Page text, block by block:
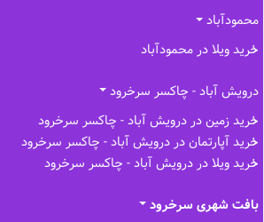
محمودآباد
خرید ویلا در محمودآباد
درویش آباد - چاکسر سرخرود
خرید زمین در درویش آباد - چاکسر سرخرود
خرید آپارتمان در درویش آباد - چاکسر سرخرود
خرید ویلا در درویش آباد - چاکسر سرخرود
بافت شهری سرخرود